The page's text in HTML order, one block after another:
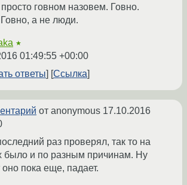
говном назовем. Говно.
а не люди.
★
01:49:55 +00:00
ответы
Ссылка
от anonymous 17.10.2016
раз проверял, так то на
было и по разным причинам. Ну
оно пока еще, падает.